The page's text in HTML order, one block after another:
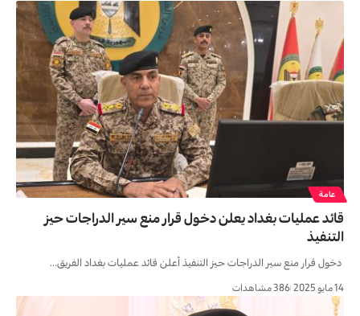
عامة
قائد عمليات بغداد يعلن دخول قرار منع سير الدراجات حيز
التنفيذ
دخول قرار منع سير الدراجات حيز التنفيذ أعلن قائد عمليات بغداد الفريق…
14 مايو 2025 386 مشاهدات